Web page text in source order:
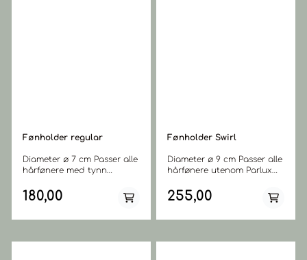
Fønholder regular
Diameter ø 7 cm Passer alle
hårfønere med tynn
180,00
Fønholder Swirl
Diameter ø 9 cm Passer alle
hårfønere utenom Parlux
255,00